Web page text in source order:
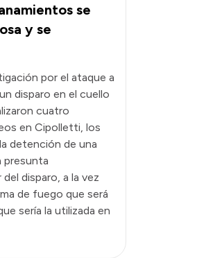
se
y se
por el ataque a
disparo en el cuello
cuatro
en Cipolletti, los
detención de una
presunta
disparo, a la vez
de fuego que será
sería la utilizada en